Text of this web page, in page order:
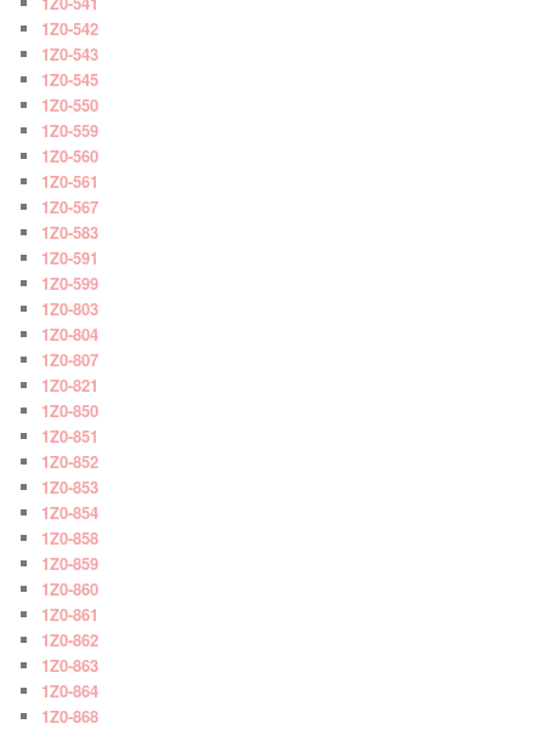
1Z0-542
1Z0-543
1Z0-545
1Z0-550
1Z0-559
1Z0-560
1Z0-561
1Z0-567
1Z0-583
1Z0-591
1Z0-599
1Z0-803
1Z0-804
1Z0-807
1Z0-821
1Z0-850
1Z0-851
1Z0-852
1Z0-853
1Z0-854
1Z0-858
1Z0-859
1Z0-860
1Z0-861
1Z0-862
1Z0-863
1Z0-864
1Z0-868